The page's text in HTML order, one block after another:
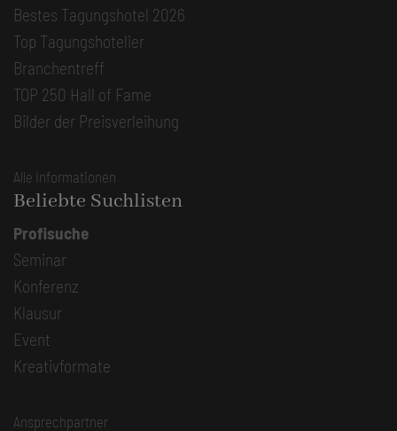
Bestes Tagungshotel 2026
Top Tagungshotelier
Branchentreff
TOP 250 Hall of Fame
Bilder der Preisverleihung
Alle Informationen
Beliebte Suchlisten
Profisuche
Seminar
Konferenz
Klausur
Event
Kreativformate
Ansprechpartner